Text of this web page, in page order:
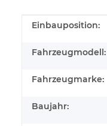
Produkteigenschaft
Wert
Einbauposition:
Fahrzeugmodell:
Fahrzeugmarke:
Baujahr: